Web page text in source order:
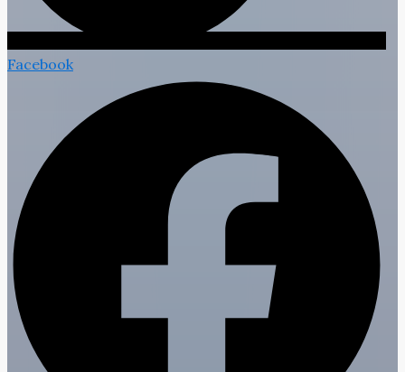
Facebook